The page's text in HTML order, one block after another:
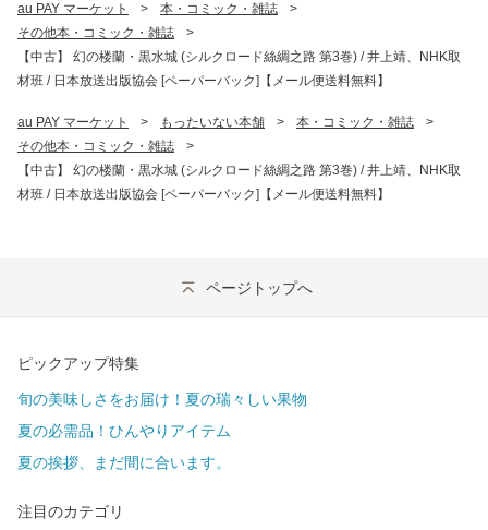
au PAY マーケット > 本・コミック・雑誌
>
その他本・コミック・雑誌
>
【中古】 幻の楼蘭・黒水城 (シルクロード絲綢之路 第3巻) / 井上靖、NHK取
材班 / 日本放送出版協会 [ペーパーバック]【メール便送料無料】
au PAY マーケット > もったいない本舗 > 本・コミック・雑誌
>
その他本・コミック・雑誌
>
【中古】 幻の楼蘭・黒水城 (シルクロード絲綢之路 第3巻) / 井上靖、NHK取
材班 / 日本放送出版協会 [ペーパーバック]【メール便送料無料】
ページトップへ
ピックアップ特集
旬の美味しさをお届け！夏の瑞々しい果物
夏の必需品！ひんやりアイテム
夏の挨拶、まだ間に合います。
注目のカテゴリ